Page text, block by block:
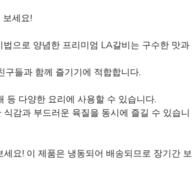
세요!
으로 양념한 프리미엄 LA갈비는 구수한 맛과
들과 함께 즐기기에 적합합니다.
등 다양한 요리에 사용할 수 있습니다.
감과 부드러운 육질을 동시에 즐길 수 있습니
요! 이 제품은 냉동되어 배송되므로 장기간 보